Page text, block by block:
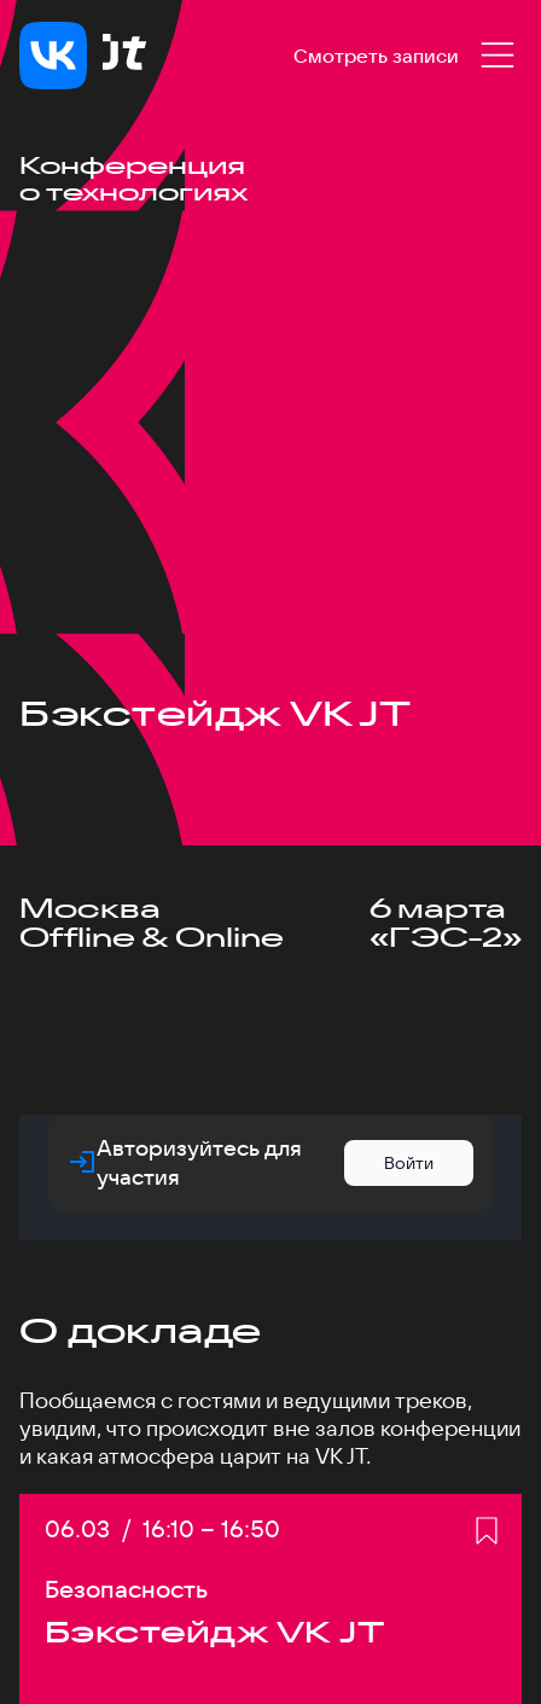
Смотреть записи
Конференция
о технологиях
Бэкстейдж VK JT
Москва
Offline & Online
6 марта
«ГЭС-2»
Авторизуйтесь для
участия
Войти
О докладе
Пообщаемся с гостями и ведущими треков,
увидим, что происходит вне залов конференции
и какая атмосфера царит на VK JT.
Дата:
06.03 / Начало:
16:10 – Конец:
16:50
Безопасность
Бэкстейдж VK JT